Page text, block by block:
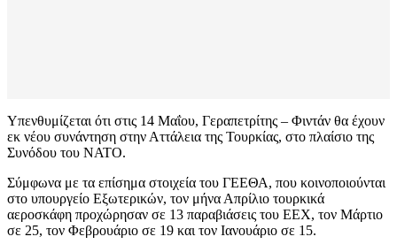
Υπενθυμίζεται ότι στις 14 Μαΐου, Γεραπετρίτης – Φιντάν θα έχουν
εκ νέου συνάντηση στην Αττάλεια της Τουρκίας, στο πλαίσιο της
Συνόδου του ΝΑΤΟ.
Σύμφωνα με τα επίσημα στοιχεία του ΓΕΕΘΑ, που κοινοποιούνται
στο υπουργείο Εξωτερικών, τον μήνα Απρίλιο τουρκικά
αεροσκάφη προχώρησαν σε 13 παραβιάσεις του ΕΕΧ, τον Μάρτιο
σε 25, τον Φεβρουάριο σε 19 και τον Ιανουάριο σε 15.